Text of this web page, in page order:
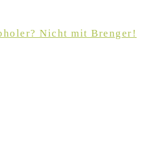
Nicht mit Brenger!